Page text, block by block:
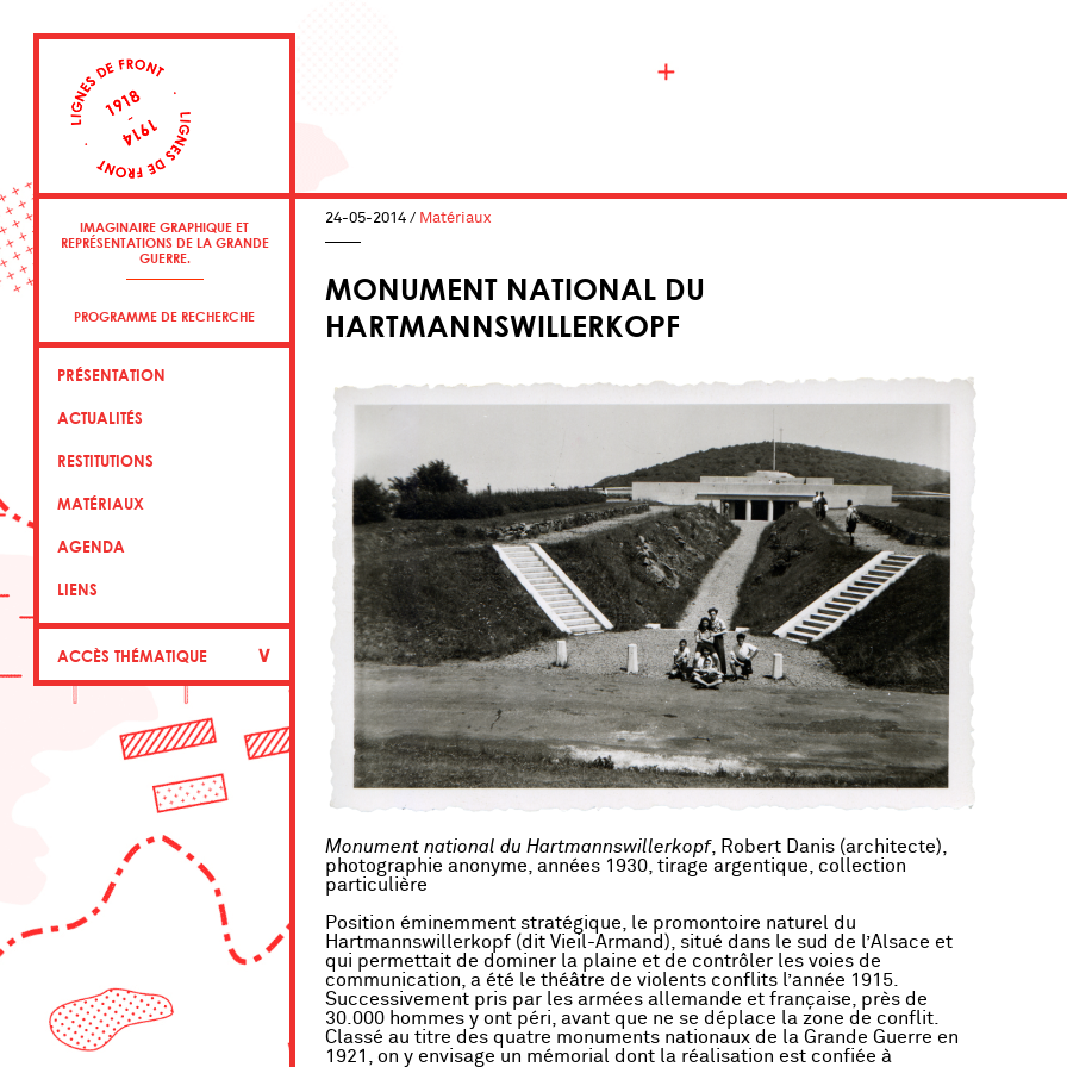
IMAGINAIRE GRAPHIQUE ET
REPRÉSENTATIONS DE LA GRANDE
GUERRE.
PROGRAMME DE RECHERCHE
PRÉSENTATION
ACTUALITÉS
RESTITUTIONS
MATÉRIAUX
AGENDA
LIENS
ACCÈS THÉMATIQUE ∨
24-05-2014 / Matériaux
MONUMENT NATIONAL DU
HARTMANNSWILLERKOPF
Monument national du Hartmannswillerkopf, Robert Danis (architecte),
photographie anonyme, années 1930, tirage argentique, collection
particulière
Position éminemment stratégique, le promontoire naturel du
Hartmannswillerkopf (dit Vieil-Armand), situé dans le sud de l’Alsace et
qui permettait de dominer la plaine et de contrôler les voies de
communication, a été le théâtre de violents conflits l’année 1915.
Successivement pris par les armées allemande et française, près de
30.000 hommes y ont péri, avant que ne se déplace la zone de conflit.
Classé au titre des quatre monuments nationaux de la Grande Guerre en
1921, on y envisage un mémorial dont la réalisation est confiée à